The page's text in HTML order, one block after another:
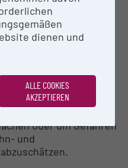
Luftfahrzeug
und
schwierigen
ist eine autarke
Das mobile
anderem eingesetzt
rund um
oder um Gefahren
und
dienen und
ALLE COOKIES
AKZEPTIEREN